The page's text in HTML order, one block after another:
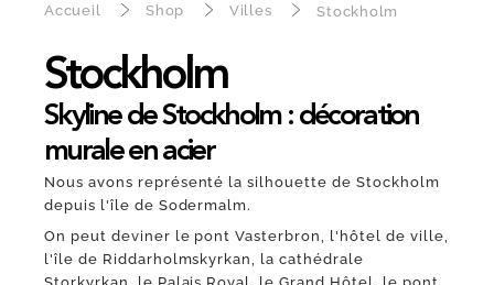
Accueil Shop Villes Stockholm
Stockholm
Skyline de Stockholm : décoration
murale en acier
Nous avons représenté la silhouette de Stockholm
depuis l'île de Sodermalm.
On peut deviner le pont Vasterbron, l'hôtel de ville,
l'île de Riddarholmskyrkan, la cathédrale